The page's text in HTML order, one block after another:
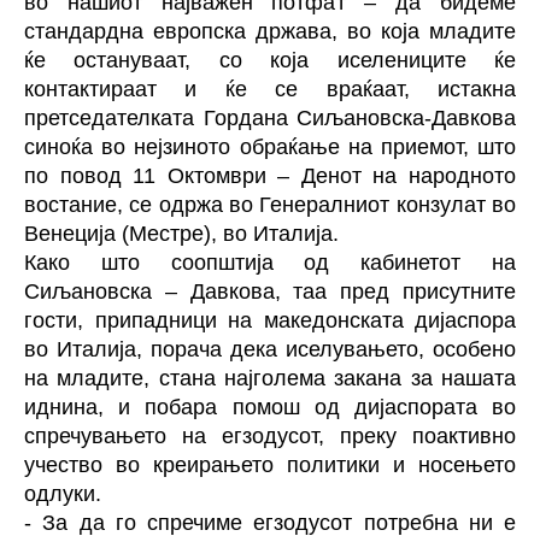
стандардна европска држава, во која младите
ќе остануваат, со која иселениците ќе
контактираат и ќе се враќаат, истакна
претседателката Гордана Сиљановска-Давкова
синоќа во нејзиното обраќање на приемот, што
по повод 11 Октомври – Денот на народното
востание, се одржа во Генералниот конзулат во
Венеција (Местре), во Италија.
Како што соопштија од кабинетот на
Сиљановска – Давкова, таа пред присутните
гости, припадници на македонската дијаспора
во Италија, порача дека иселувањето, особено
на младите, стана најголема закана за нашата
иднина, и побара помош од дијаспората во
спречувањето на егзодусот, преку поактивно
учество во креирањето политики и носењето
одлуки.
- За да го спречиме егзодусот потребна ни е